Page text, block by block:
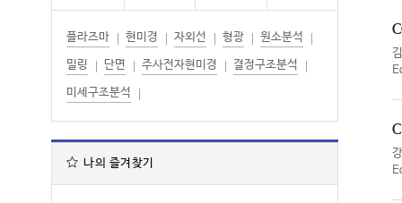
플라즈마 현미경 자외선 형광 원소분석
밀링 단면 주사전자현미경 결정구조분석
미세구조분석
나의 즐겨찾기